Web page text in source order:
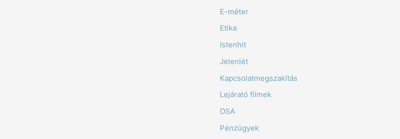
E-méter
Etika
Istenhit
Jelenlét
Kapcsolatmegszakítás
Lejárató filmek
OSA
Pénzügyek